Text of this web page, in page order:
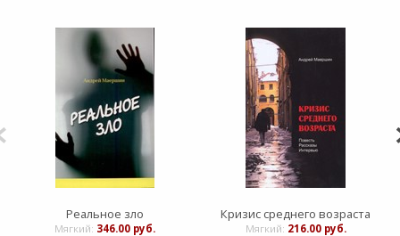
Реальное зло
Мягкий: 346.00 руб.
Кризис среднего возраста
Мягкий: 216.00 руб.